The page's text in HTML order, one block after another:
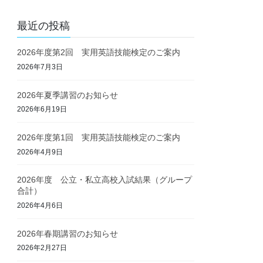
最近の投稿
2026年度第2回 実用英語技能検定のご案内
2026年7月3日
2026年夏季講習のお知らせ
2026年6月19日
2026年度第1回 実用英語技能検定のご案内
2026年4月9日
2026年度 公立・私立高校入試結果（グループ
合計）
2026年4月6日
2026年春期講習のお知らせ
2026年2月27日